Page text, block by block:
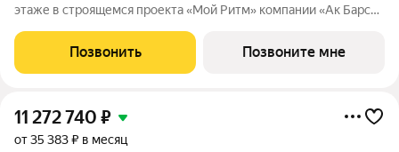
этаже в строящемся проекта «Мой Ритм» компании «Ак Барс
стандарт динамичной жизни Казани. Точка притяжения сердца
города. Проект признан
Позвонить Позвоните мне
11 272 740 ₽
от 35 383 ₽ в месяц